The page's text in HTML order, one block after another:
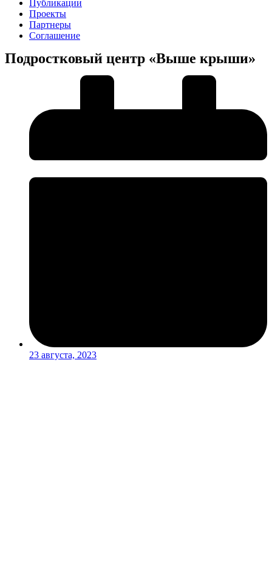
Публикации
Проекты
Партнеры
Соглашение
Подростковый центр «Выше крыши»
23 августа, 2023